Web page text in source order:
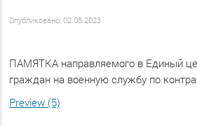
Опубликовано: 02.08.2023
ПАМЯТКА направляемого в Единый
граждан на военную службу по
Preview (5)